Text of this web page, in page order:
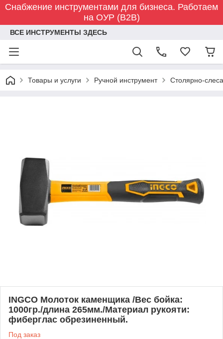
Снабжение инструментами для бизнеса. Работаем
на ОУР (B2B)
ВСЕ ИНСТРУМЕНТЫ ЗДЕСЬ
Товары и услуги Ручной инструмент Столярно-
INGCO Молоток каменщика /Вес бойка:
1000гр./длина 265мм./Материал рукояти:
фиберглас обрезиненный.
Под заказ